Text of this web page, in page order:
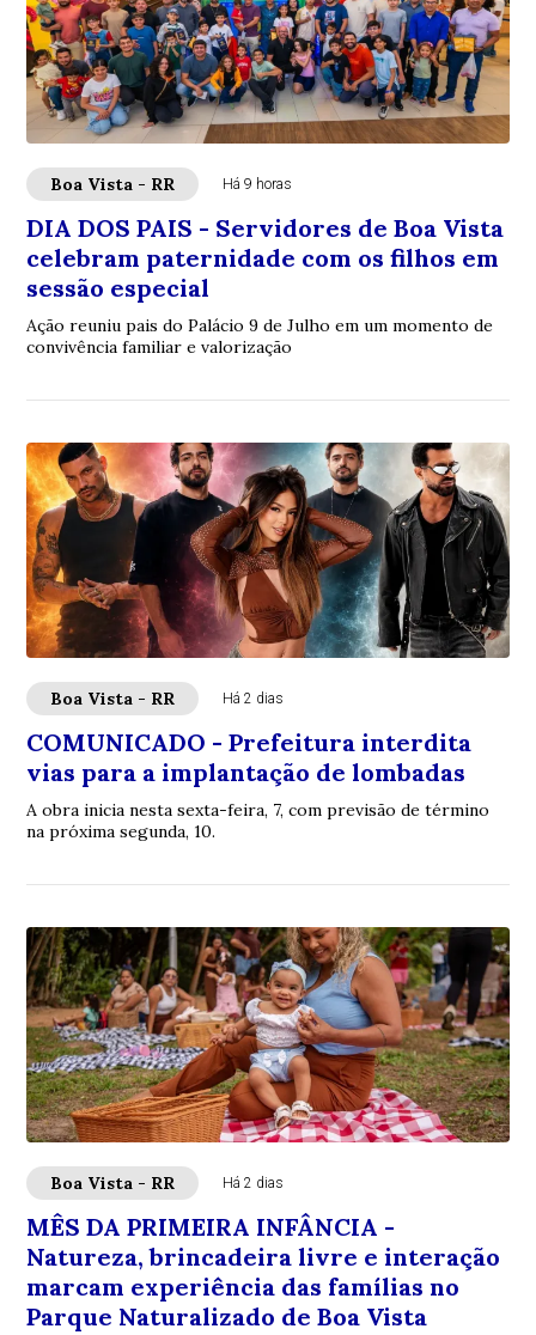
Boa Vista - RR Há 9 horas
DIA DOS PAIS - Servidores de Boa Vista
celebram paternidade com os filhos em
sessão especial
Ação reuniu pais do Palácio 9 de Julho em um momento de
convivência familiar e valorização
Boa Vista - RR Há 2 dias
COMUNICADO - Prefeitura interdita
vias para a implantação de lombadas
A obra inicia nesta sexta-feira, 7, com previsão de término
na próxima segunda, 10.
Boa Vista - RR Há 2 dias
MÊS DA PRIMEIRA INFÂNCIA -
Natureza, brincadeira livre e interação
marcam experiência das famílias no
Parque Naturalizado de Boa Vista